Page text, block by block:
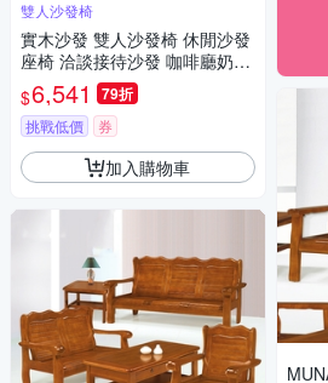
雙人沙發椅
實木沙發 雙人沙發椅 休閒沙發
座椅 洽談接待沙發 咖啡廳奶茶
店民宿餐廳椅
$6,541 79折
挑戰低價 券
加入購物車
MUNA家居